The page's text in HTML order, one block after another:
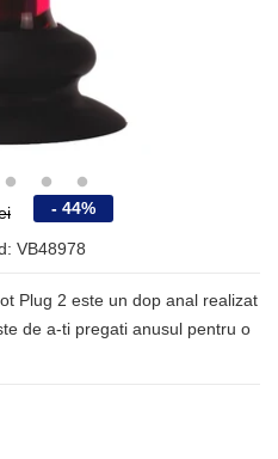
- 44%
VB48978
Plug 2 este un dop anal realizat
de a-ti pregati anusul pentru o